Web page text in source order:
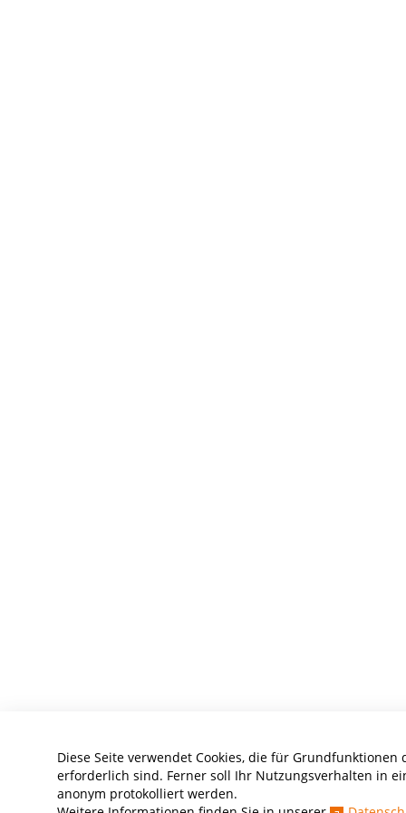
Diese Seite verwendet Cookies, die für Grundfunktionen
erforderlich sind. Ferner soll Ihr Nutzungsverhalten in
anonym protokolliert werden.